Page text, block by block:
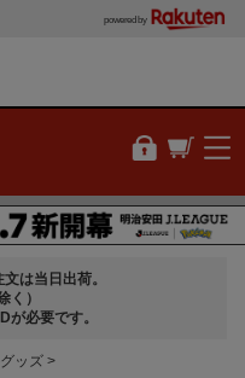
powered by
は当日出荷。
く）
が必要です。
ッズ